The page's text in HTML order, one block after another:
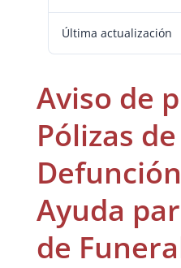
Última actualización
Aviso de
Pólizas de
Ayuda
de